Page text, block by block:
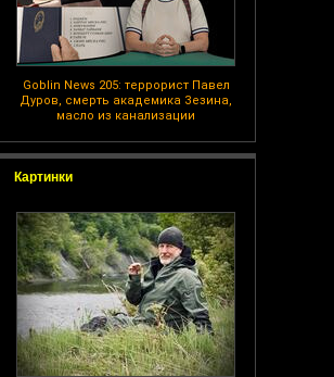
Goblin News 205: террорист Павел
Дуров, смерть академика Зезина,
масло из канализации
Картинки